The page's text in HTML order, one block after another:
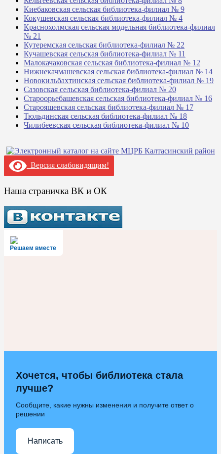
Киебаковская сельская библиотека-филиал № 9
Кокушевская сельская библиотека-филиал № 4
Краснохолмская сельская модельная библиотека-филиал
№ 21
Кутеремская сельская библиотека-филиал № 22
Кучашевская сельская библиотека-филиал № 11
Малокачаковская сельская библиотека-филиал № 12
Нижнекачмашевская сельская библиотека-филиал № 14
Новокильбахтинская сельская библиотека-филиал № 19
Сазовская сельская библиотека-филиал № 20
Староорьебашевская сельская библиотека-филиал № 16
Старояшевская сельская библиотека-филиал № 17
Тюльдинская сельская библиотека-филиал № 18
Чилибеевская сельская библиотека-филиал № 10
Версия слабовидящим!
Наша страничка ВК и ОК
Решаем вместе
Хочется, чтобы библиотека стала
лучше?
Сообщите, какие нужны изменения и получите ответ о
решении
Написать